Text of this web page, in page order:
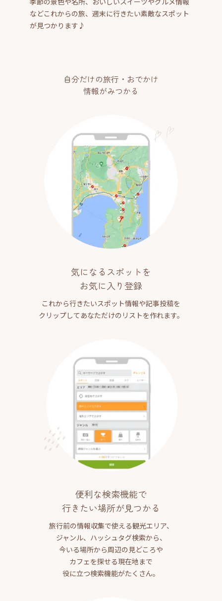
などこれからの旅、週末に行きたい素敵なスポット
が見つかります♪
自分だけの旅行・おでかけ
情報がみつかる
気になるスポットを
お気に入り登録
これから行きたいスポット情報や記事投稿を
クリップしてあなただけのリストを作れます。
便利な検索機能で
行きたい場所が見つかる
旅行前の情報収集で使える観光エリア、
ジャンル、ハッシュタグ検索から、
今いる場所から周辺の見どころや
カフェを探せる現在地まで
役に立つ検索機能がたくさん。